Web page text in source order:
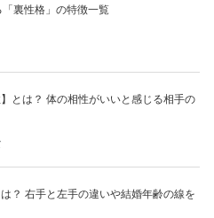
裏性格」の特徴一覧
】とは？ 体の相性がいいと感じる相手の
？ 右手と左手の違いや結婚年齢の線を